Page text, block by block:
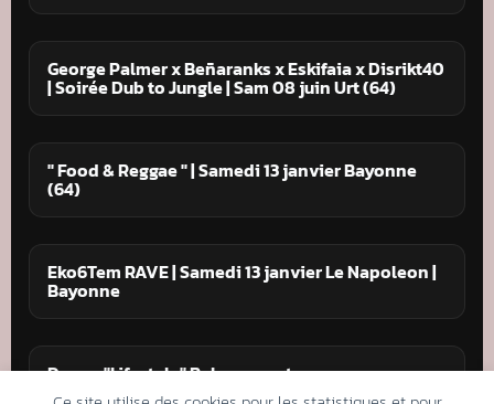
George Palmer x Beñaranks x Eskifaia x Disrikt40
| Soirée Dub to Jungle | Sam 08 juin Urt (64)
" Food & Reggae " | Samedi 13 janvier Bayonne
(64)
Eko6Tem RAVE | Samedi 13 janvier Le Napoleon |
Bayonne
Dougy "Lifestyle" Release party